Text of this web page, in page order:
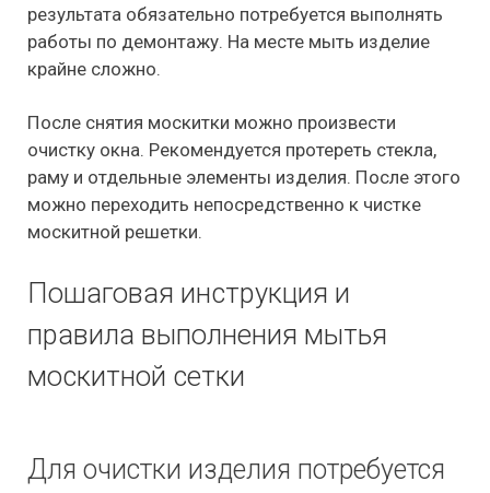
результата обязательно потребуется выполнять
работы по демонтажу. На месте мыть изделие
крайне сложно.
После снятия москитки можно произвести
очистку окна. Рекомендуется протереть стекла,
раму и отдельные элементы изделия. После этого
можно переходить непосредственно к чистке
москитной решетки.
Пошаговая инструкция и
правила выполнения мытья
москитной сетки
Для очистки изделия потребуется